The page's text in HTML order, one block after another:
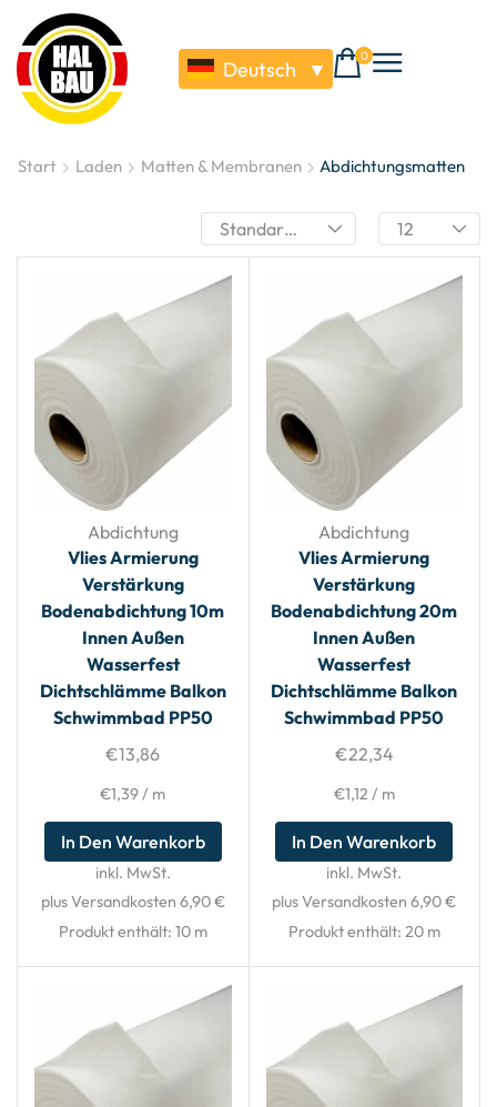
Deutsch ▼
0
Start Laden Matten & Membranen Abdichtungsmatten
Abdichtung
Vlies Armierung
Verstärkung
Bodenabdichtung 10m
Innen Außen
Wasserfest
Dichtschlämme Balkon
Schwimmbad PP50
€13,86
€1,39/ m
In Den Warenkorb
inkl. MwSt.
plus Versandkosten 6,90 €
Produkt enthält: 10 m
Abdichtung
Vlies Armierung
Verstärkung
Bodenabdichtung 20m
Innen Außen
Wasserfest
Dichtschlämme Balkon
Schwimmbad PP50
€22,34
€1,12 / m
In Den Warenkorb
inkl. MwSt.
plus Versandkosten 6,90 €
Produkt enthält: 20 m